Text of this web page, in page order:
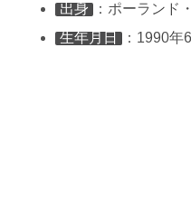
出身
：ポーランド
生年月日
：1990年